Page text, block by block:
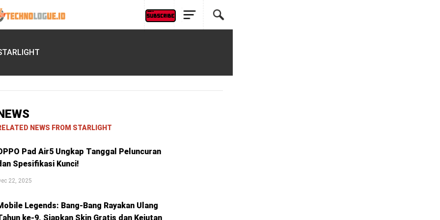
NEWS FROM STARLIGHT
Pad Air5 Ungkap Tanggal Peluncuran
Spesifikasi Kunci!
22, 2025
Legends: Bang-Bang Rayakan Ulang
ke-9, Siapkan Skin Gratis dan Kejutan